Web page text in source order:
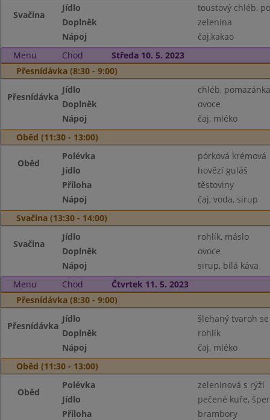
Svačina
Jídlo
toustový chléb,
Doplněk
zelenina
Nápoj
čaj,kakao
Menu
Chod
Středa 10. 5. 2023
Přesnídávka (8:30 - 9:00)
Přesnídávka
Jídlo
chléb,
Doplněk
ovoce
Nápoj
čaj, mléko
Oběd (11:30 - 13:00)
Oběd
Polévka
pórková krémová
Jídlo
hovězí guláš
Příloha
těstoviny
Nápoj
čaj, voda, sirup
Svačina (13:30 - 14:00)
Svačina
Jídlo
rohlík, máslo
Doplněk
ovoce
Nápoj
sirup, bílá káva
Menu
Chod
Čtvrtek 11. 5. 2023
Přesnídávka (8:30 - 9:00)
Přesnídávka
Jídlo
šlehaný tvaroh
Doplněk
rohlík
Nápoj
čaj, mléko
Oběd (11:30 - 13:00)
Oběd
Polévka
zeleninová s rýží
Jídlo
pečené kuře,
Příloha
brambory